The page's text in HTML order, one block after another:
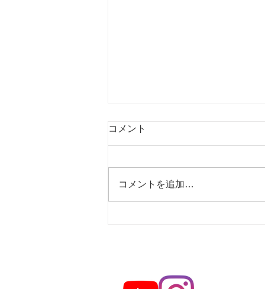
コメント
コメントを追加…